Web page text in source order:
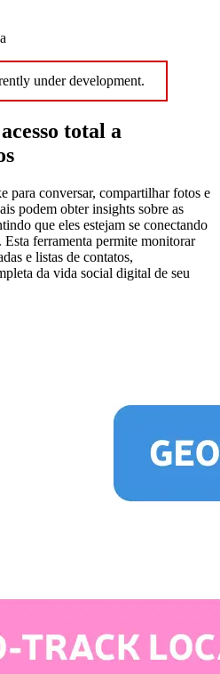
under development.
total a
para conversar, compartilhar fotos e
podem obter insights sobre as
que eles estejam se conectando
Esta ferramenta permite monitorar
e listas de contatos,
da vida social digital de seu